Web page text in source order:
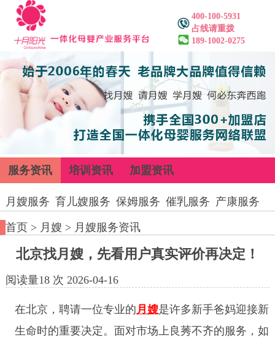
400-100-5931
占线请重拨
189-1002-0275
服务资讯 培训资讯 加盟资讯
月嫂服务 育儿嫂服务 保姆服务 催乳服务 产康服务
首页> 月嫂 > 月嫂服务资讯
北京找月嫂，先看用户真实评价再决定！
阅读量18 次 2026-04-16
在北京，聘请一位专业的 月嫂是许多新手爸妈迎接新
生命时的重要决定。面对市场上良莠不齐的服务，如